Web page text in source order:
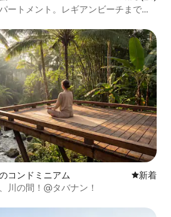
ートメント。レギアンビーチまで徒
コンドミニアム 新しい宿
新着
川の間！@タバナン！